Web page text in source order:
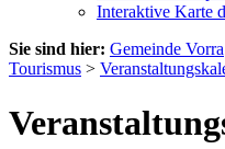
Interaktive Karte
Sie sind hier: Gemeinde Vorra
Tourismus >